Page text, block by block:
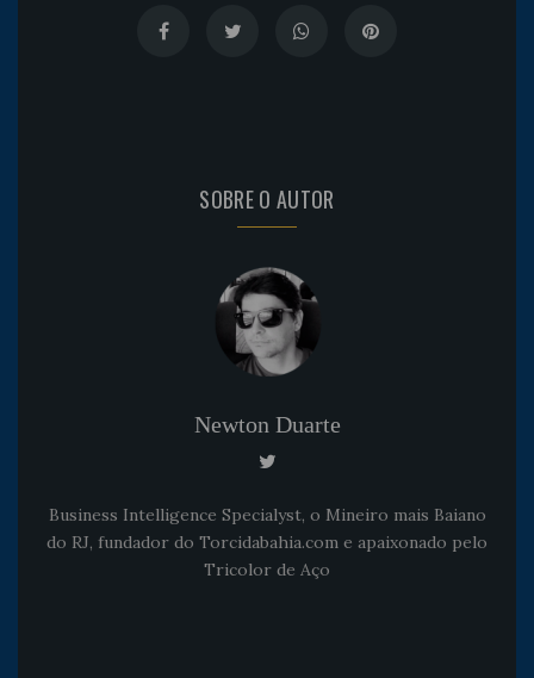
SOBRE O AUTOR
Newton Duarte
Business Intelligence Specialyst, o Mineiro mais Baiano
do RJ, fundador do Torcidabahia.com e apaixonado pelo
Tricolor de Aço